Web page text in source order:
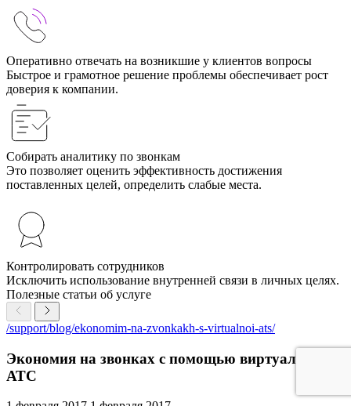
Оперативно отвечать на возникшие у клиентов вопросы
Быстрое и грамотное решение проблемы обеспечивает рост
доверия к компании.
Собирать аналитику по звонкам
Это позволяет оценить эффективность достижения
поставленных целей, определить слабые места.
Контролировать сотрудников
Исключить использование внутренней связи в личных целях.
Полезные статьи об услуге
/support/blog/ekonomim-na-zvonkakh-s-virtualnoi-ats/
Экономия на звонках с помощью виртуальной
АТС